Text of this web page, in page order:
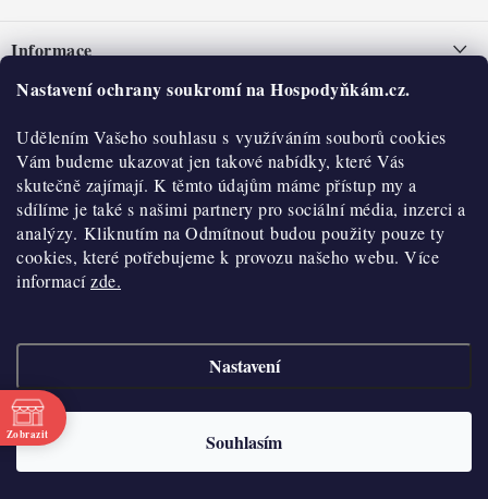
Nastavení ochrany soukromí na Hospodyňkám.cz.
Udělením Vašeho souhlasu s využíváním souborů cookies
Vám budeme ukazovat jen takové nabídky, které Vás
skutečně zajímají. K těmto údajům máme přístup my a
sdílíme je také s našimi partnery pro sociální média, inzerci a
analýzy. Kliknutím na Odmítnout budou použity pouze ty
cookies, které potřebujeme k provozu našeho webu. Více
informacízde.
Nastavení
Souhlasím
pInformace
Nepřevzetí zásilky na dobírku
Obchodní podmínky
Hodnocení obchodu
Blog
Moje objednávka
O nás
Historie
Kontakty
O nákupu
Reklamace a vratky
Výdejní místa
Velkoobchod
Doprava a platba
Vytvořil Shoptet
Copyright 2026
cookies
Zobrazit